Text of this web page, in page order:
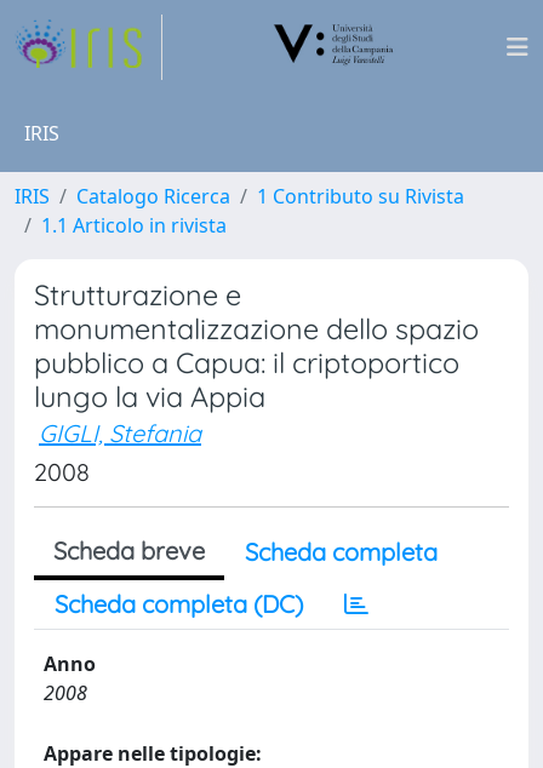
IRIS
IRIS Catalogo Ricerca
1 Contributo su Rivista
1.1 Articolo in rivista
Strutturazione e
monumentalizzazione dello spazio
pubblico a Capua: il criptoportico
lungo la via Appia
GIGLI, Stefania
2008
Scheda breve
Scheda completa
Scheda completa (DC)
Anno
2008
Appare nelle tipologie: